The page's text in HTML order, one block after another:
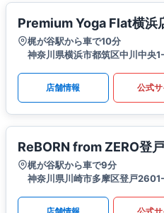
Premium Yoga Flat横浜
梶が谷駅から車で10分
神奈川県横浜市都筑区中川中央
店舗情報 公式サ
ReBORN from ZERO登
梶が谷駅から車で9分
神奈川県川崎市多摩区登戸